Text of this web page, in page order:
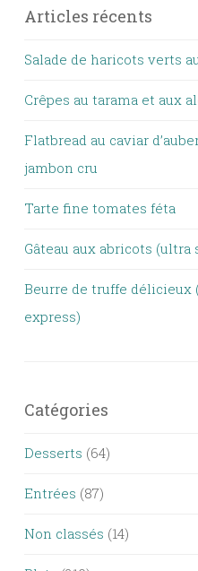
Articles récents
Salade de haricots verts
Crêpes au tarama et aux
Flatbread au caviar
jambon cru
Tarte fine tomates féta
Gâteau aux abricots
Beurre de truffe délicieux
express)
Catégories
Desserts (64)
Entrées (87)
Non classés (14)